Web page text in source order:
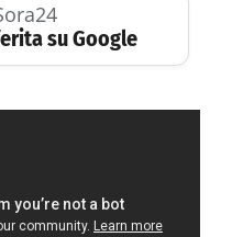
su Google